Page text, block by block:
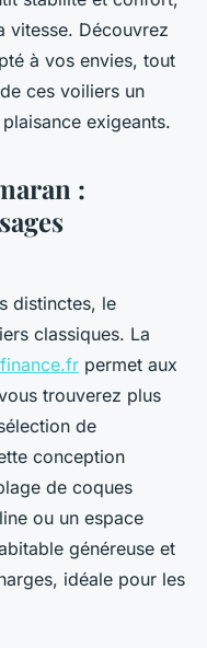
vitesse. Découvrez
à vos envies, tout
ces voiliers un
exigeants.
:
distinctes, le
classiques. La
permet aux
trouverez plus
de
conception
de coques
ou un espace
généreuse et
idéale pour les